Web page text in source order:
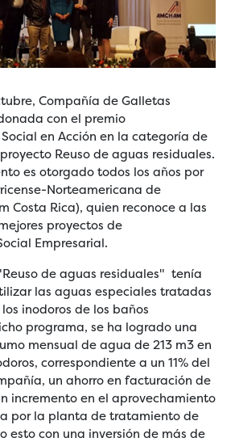
Compañía de Galletas
con el premio
en Acción en la categoría de
Reuso de aguas residuales.
es otorgado todos los años por
Norteamericana de
Costa Rica), quien reconoce a las
proyectos de
Empresarial.
de aguas residuales" tenía
las aguas especiales tratadas
inodoros de los baños
programa, se ha logrado una
mensual de agua de 213 m3 en
correspondiente a un 11% del
un ahorro en facturación de
incremento en el aprovechamiento
por la planta de tratamiento de
esto con una inversión de más de